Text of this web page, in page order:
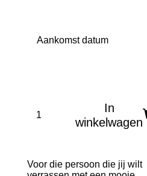
Aankomst datum
In
winkelwagen
Voor die persoon die jij wilt